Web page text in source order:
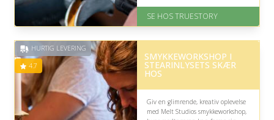
Eller lav digitalt gavekort med det
Fremragende Trustpilot rating
SE HOS TRUESTORY
HURTIG LEVERING
4.7
SMYKKEWORKSHOP I
STEARINLYSETS SKÆR
HOS
Giv en glimrende, kreativ oplevelse
med Melt Studios smykkeworkshop,